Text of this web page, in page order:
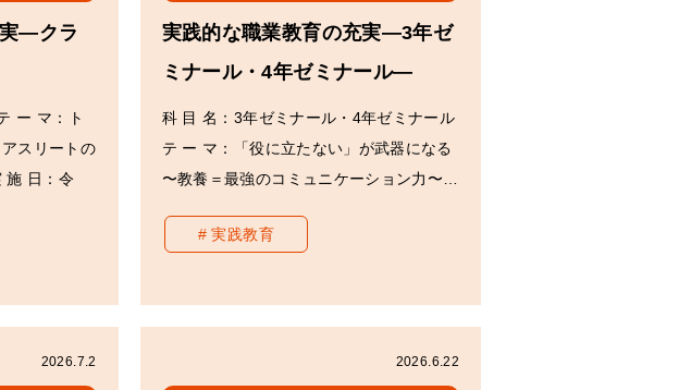
―クラ
ー マ：ト
スリートの
施 日：令
実践的な職業教育の充実―3年ゼ
ミナール・4年ゼミナール―
科 目 名：3年ゼミナール・4年ゼミナール
テ ー マ：「役に立たない」が武器になる
〜教養＝最強のコミュニケーション力〜…
実践教育
2026.7.2 2026.6.22